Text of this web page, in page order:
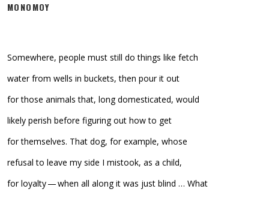
MONOMOY
Somewhere, people must still do things like fetch
water from wells in buckets, then pour it out
for those animals that, long domesticated, would
likely perish before figuring out how to get
for themselves. That dog, for example, whose
refusal to leave my side I mistook, as a child,
for loyalty — when all along it was just blind … What